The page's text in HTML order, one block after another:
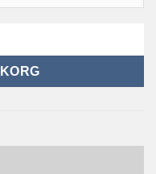
mängd